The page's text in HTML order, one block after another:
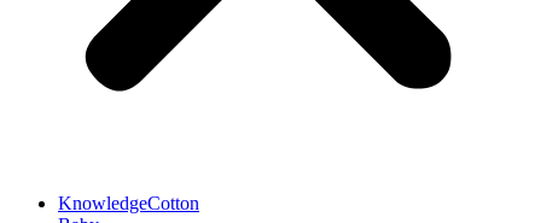
KnowledgeCotton